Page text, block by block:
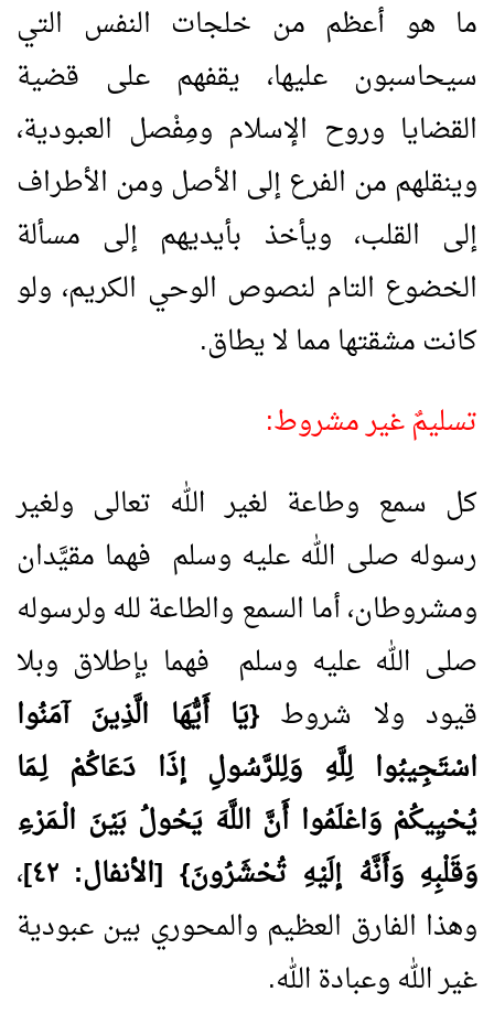
ما هو أعظم من خلجات النفس التي
سيحاسبون عليها، يقفهم على قضية
القضايا وروح الإسلام ومِفْصل العبودية،
وينقلهم من الفرع إلى الأصل ومن الأطراف
إلى القلب، ويأخذ بأيديهم إلى مسألة
الخضوع التام لنصوص الوحي الكريم، ولو
كانت مشقتها مما لا يطاق.
تسليمٌ غير مشروط:
كل سمع وطاعة لغير الله تعالى ولغير
رسوله صلى الله عليه وسلم فهما مقيَّدان
ومشروطان، أما السمع والطاعة لله ولرسوله
صلى الله عليه وسلم فهما بإطلاق وبلا
قيود ولا شروط {يَا أَيُّهَا الَّذِينَ آمَنُوا
اسْتَجِيبُوا لِلَّهِ وَلِلرَّسُولِ إذَا دَعَاكُمْ لِـمَا
يُحْيِيكُمْ وَاعْلَمُوا أَنَّ اللَّهَ يَحُولُ بَيْنَ الْـمَرْءِ
وَقَلْبِهِ وَأَنَّهُ إلَيْهِ تُحْشَرُونَ} [الأنفال: ٤٢]
،
وهذا الفارق العظيم والمحوري بين عبودية
غير الله وعبادة الله.